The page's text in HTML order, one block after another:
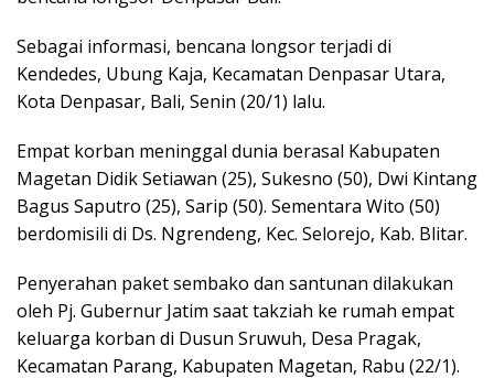
Sebagai informasi, bencana longsor terjadi di
Kendedes, Ubung Kaja, Kecamatan Denpasar Utara,
Kota Denpasar, Bali, Senin (20/1) lalu.
Empat korban meninggal dunia berasal Kabupaten
Magetan Didik Setiawan (25), Sukesno (50), Dwi Kintang
Bagus Saputro (25), Sarip (50). Sementara Wito (50)
berdomisili di Ds. Ngrendeng, Kec. Selorejo, Kab. Blitar.
Penyerahan paket sembako dan santunan dilakukan
oleh Pj. Gubernur Jatim saat takziah ke rumah empat
keluarga korban di Dusun Sruwuh, Desa Pragak,
Kecamatan Parang, Kabupaten Magetan, Rabu (22/1).